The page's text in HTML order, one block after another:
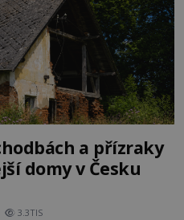
a přízraky
domy v Česku
3.3TIS